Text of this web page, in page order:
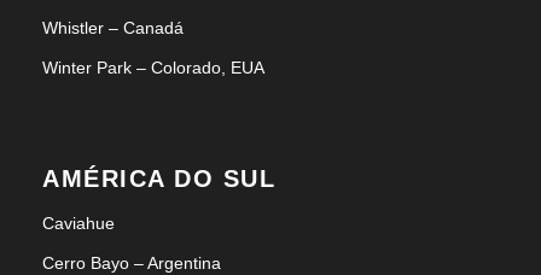
Whistler – Canadá
Winter Park – Colorado, EUA
AMÉRICA DO SUL
Caviahue
Cerro Bayo – Argentina